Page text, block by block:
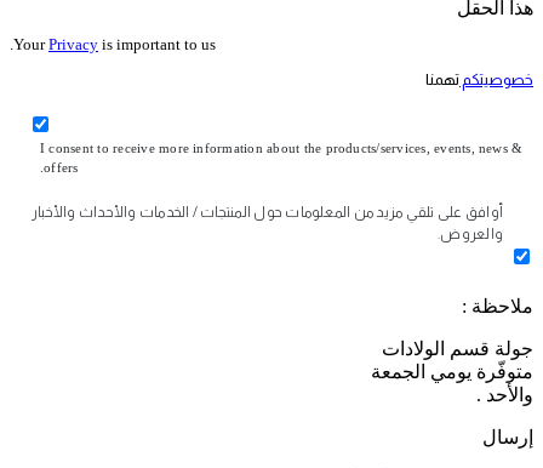
هذا الحقل
YourPrivacy is important to us.
خصوصيتكم تهمنا
I consent to receive more information about the products/services, events, news &
offers.
أوافق على تلقي مزيد من المعلومات حول المنتجات / الخدمات والأحداث والأخبار
والعروض.
ملاحظة :
جولة قسم الولادات
متوفّرة يومي الجمعة
والأحد .
إرسال